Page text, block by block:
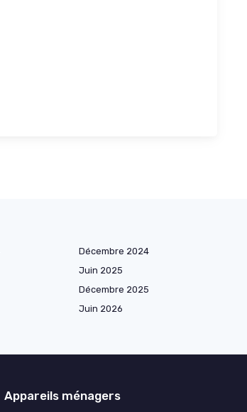
Décembre 2024
Juin 2025
Décembre 2025
Juin 2026
Appareils ménagers